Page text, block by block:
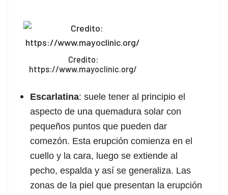
satın al
panel
Credito:
https://www.mayoclinic.org/
Escarlatina: suele tener al principio el
aspecto de una quemadura solar con
pequeños puntos que pueden dar
comezón. Esta erupción comienza en el
cuello y la cara, luego se extiende al
pecho, espalda y así se generaliza. Las
zonas de la piel que presentan la erupción